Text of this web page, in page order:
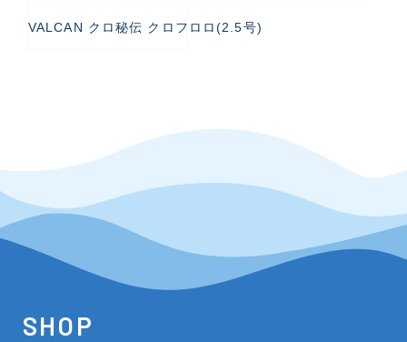
VALCAN クロ秘伝 クロフロロ(2.5号)
SHOP